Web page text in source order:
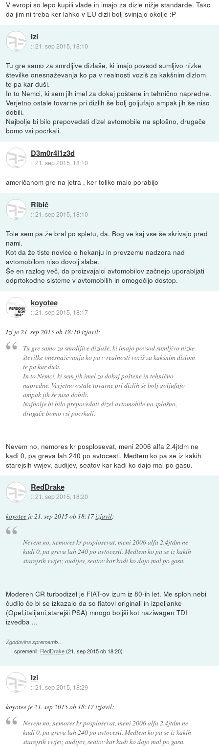
V evropi so lepo kupili vlade in imajo za dizle nižje standarde. Tako
da jim ni treba ker lahko v EU dizli bolj svinjajo okolje :P
Izi
::21. sep 2015, 18:10
Tu gre samo za smrdljive dizlaše, ki imajo povsod sumljivo nizke
številke onesnaževanja ko pa v realnosti voziš za kakšnim dizlom
te pa kar duši.
In to Nemci, ki sem jih imel za dokaj poštene in tehnično napredne.
Verjetno ostale tovarne pri dizlih še bolj goljufajo ampak jih še niso
dobili.
Najbolje bi bilo prepovedati dizel avtomobile na splošno, drugače
bomo vsi pocrkali.
D3m0r4l1z3d
::21. sep 2015, 18:10
američanom gre na jetra , ker toliko malo porabijo
Ribič
::21. sep 2015, 18:10
Tole sem pa že bral po spletu, da. Bog ve kaj vse še skrivajo pred
nami.
Kot da že tiste novice o hekanju in prevzemu nadzora nad
avtomobilom niso dovolj slabe.
Še en razlog več, da proizvajalci avtomobilov začnejo uporabljati
odprtokodne sisteme v avtomobilih in omogočijo dostop.
koyotee
::21. sep 2015, 18:17
Izi je 21. sep 2015 ob 18:10izjavil:
Tu gre samo za smrdljive dizlaše, ki imajo povsod sumljivo nizke
številke onesnaževanja ko pa v realnosti voziš za kakšnim dizlom
te pa kar duši.
In to Nemci, ki sem jih imel za dokaj poštene in tehnično
napredne. Verjetno ostale tovarne pri dizlih še bolj goljufajo
ampak jih še niso dobili.
Najbolje bi bilo prepovedati dizel avtomobile na splošno,
drugače bomo vsi pocrkali.
Nevem no, nemores kr posplosevat, meni 2006 alfa 2.4jtdm ne
kadi 0, pa greva lah 240 po avtocesti. Medtem ko pa se iz kakih
starejsih vwjev, audijev, seatov kar kadi ko dajo mal po gasu.
RedDrake
::21. sep 2015, 18:20
koyotee je21. sep 2015 ob 18:17izjavil:
Nevem no, nemores kr posplosevat, meni 2006 alfa 2.4jtdm ne
kadi 0, pa greva lah 240 po avtocesti. Medtem ko pa se iz kakih
starejsih vwjev, audijev, seatov kar kadi ko dajo mal po gasu.
Moderen CR turbodizel je FIAT-ov izum iz 80-ih let. Me sploh nebi
čudilo če bi se izkazalo da so fiatovi originali in izpeljanke
(Opel,italijani,starejši PSA) mnogo boljši kot naziwagen TDI
izvedba ...
Zgodovina sprememb…
spremenil: RedDrake(21. sep 2015 ob 18:20)
Izi
::21. sep 2015, 18:29
koyotee je 21. sep 2015 ob 18:17izjavil:
Nevem no, nemores kr posplosevat, meni 2006 alfa 2.4jtdm ne
kadi 0, pa greva lah 240 po avtocesti. Medtem ko pa se iz kakih
starejsih vwjev, audijev, seatov kar kadi ko dajo mal po gasu.